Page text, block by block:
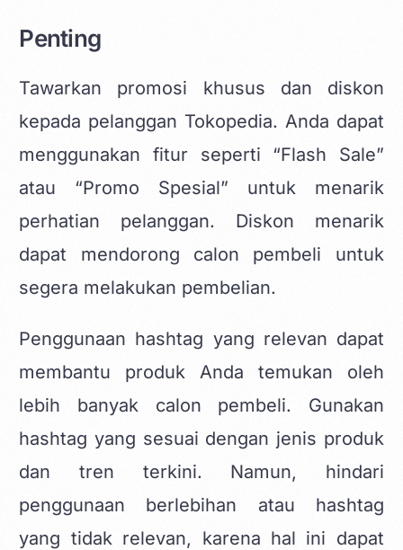
Penting
Tawarkan promosi khusus dan diskon
kepada pelanggan Tokopedia. Anda dapat
menggunakan fitur seperti “Flash Sale”
atau “Promo Spesial” untuk menarik
perhatian pelanggan. Diskon menarik
dapat mendorong calon pembeli untuk
segera melakukan pembelian.
Penggunaan hashtag yang relevan dapat
membantu produk Anda temukan oleh
lebih banyak calon pembeli. Gunakan
hashtag yang sesuai dengan jenis produk
dan tren terkini. Namun, hindari
penggunaan berlebihan atau hashtag
yang tidak relevan, karena hal ini dapat